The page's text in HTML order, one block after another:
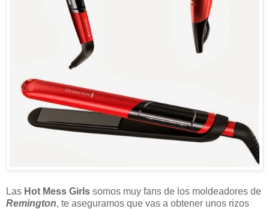
Las Hot Mess Girls somos muy fans de los moldeadores de
Remington, te aseguramos que vas a obtener unos rizos